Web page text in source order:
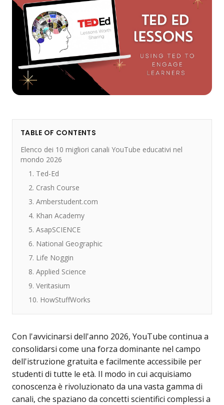
TABLE OF CONTENTS
Elenco dei 10 migliori canali YouTube educativi nel
mondo 2026
1. Ted-Ed
2. Crash Course
3. Amberstudent.com
4. Khan Academy
5. AsapSCIENCE
6. National Geographic
7. Life Noggin
8. Applied Science
9. Veritasium
10. HowStuffWorks
Con l'avvicinarsi dell'anno 2026, YouTube continua a
consolidarsi come una forza dominante nel campo
dell'istruzione gratuita e facilmente accessibile per
studenti di tutte le età. Il modo in cui acquisiamo
conoscenza è rivoluzionato da una vasta gamma di
canali, che spaziano da concetti scientifici complessi a